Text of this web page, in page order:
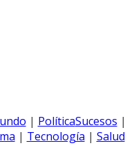
| PolíticaSucesos |
| Tecnología | Salud